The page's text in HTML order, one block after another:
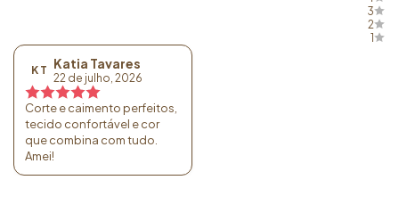
3
2
1
K T Katia Tavares
22 de julho, 2026
Corte e caimento perfeitos,
tecido confortável e cor
que combina com tudo.
Amei!